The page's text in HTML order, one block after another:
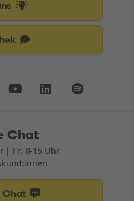
Chat
| Fr: 8-15 Uhr
Chat